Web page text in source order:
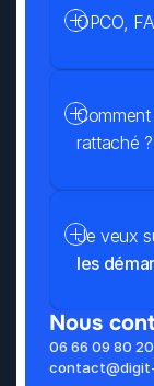
Nous
06 66 09 80 20
rattaché ?
Je veux
les
OPCO,